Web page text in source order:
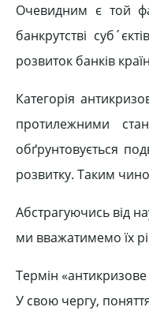
Очевидним є той
банкрутстві
розвиток банків
Категорія
протилежними
обґрунтовується
розвитку. Таким
Абстрагуючись від
ми вважатимемо їх
Термін
У свою чергу,